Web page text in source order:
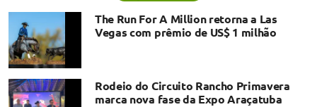
The Run For A Million retorna a Las
Vegas com prêmio de US$ 1 milhão
Rodeio do Circuito Rancho Primavera
marca nova fase da Expo Araçatuba